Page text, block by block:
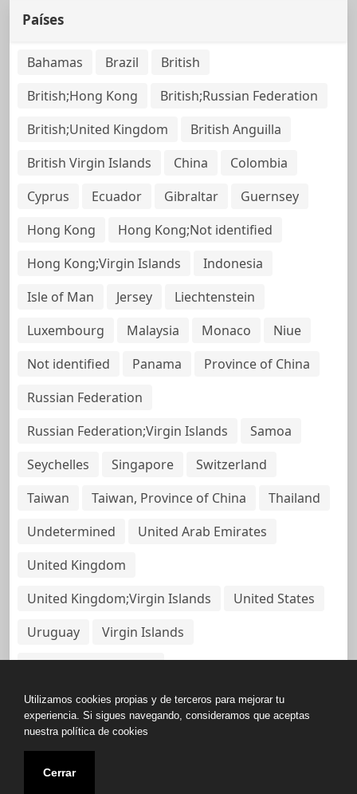
Países
Bahamas Brazil
British
British;Hong Kong
British;Russian Federation
British;United Kingdom
British Anguilla
British Virgin Islands
China
Colombia
Cyprus
Ecuador Gibraltar
Guernsey
Hong Kong
Hong Kong;Not identified
Hong Kong;Virgin Islands
Indonesia
Isle of Man
Jersey
Liechtenstein
Luxembourg
Malaysia Monaco
Niue
Not identified
Panama
Province of China
Russian Federation
Russian Federation;Virgin Islands
Samoa
Seychelles
Singapore
Switzerland
Taiwan
Taiwan, Province of China
Thailand
Undetermined
United Arab Emirates
United Kingdom
United Kingdom;Virgin Islands
United States
Uruguay
Virgin Islands
Virgin Islands, British
Copyright © All rights reserved.
Utilizamos cookies propias y de terceros para mejorar tu
experiencia. Si sigues navegando, consideramos que aceptas
nuestra política de cookies
Cerrar